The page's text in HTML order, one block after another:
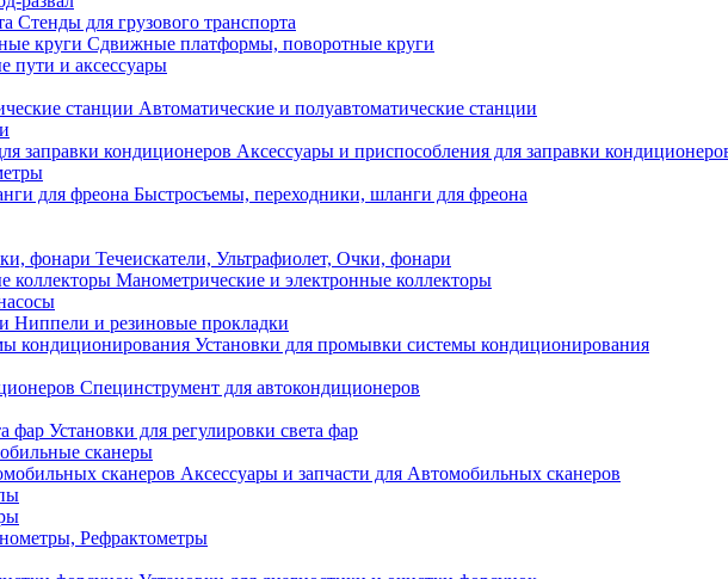
Стенды для грузового транспорта
Сдвижные платформы, поворотные круги
пути и аксессуары
Автоматические и полуавтоматические станции
Аксессуары и приспособления для заправки
Быстросъемы, переходники, шланги для фреона
Течеискатели, Ультрафиолет, Очки, фонари
Манометрические и электронные коллекторы
Ниппели и резиновые прокладки
Установки для промывки системы кондиционирования
Специнструмент для автокондиционеров
Установки для регулировки света фар
сканеры
Аксессуары и запчасти для Автомобильных сканеров
Рефрактометры